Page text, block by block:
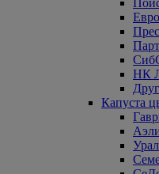
НК
Капуста